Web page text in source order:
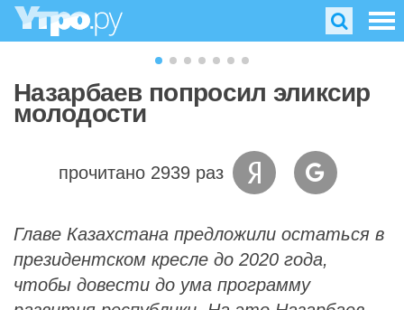
Назарбаев попросил эликсир
молодости
прочитано 2939 раз
Главе Казахстана предложили остаться в
президентском кресле до 2020 года,
чтобы довести до ума программу